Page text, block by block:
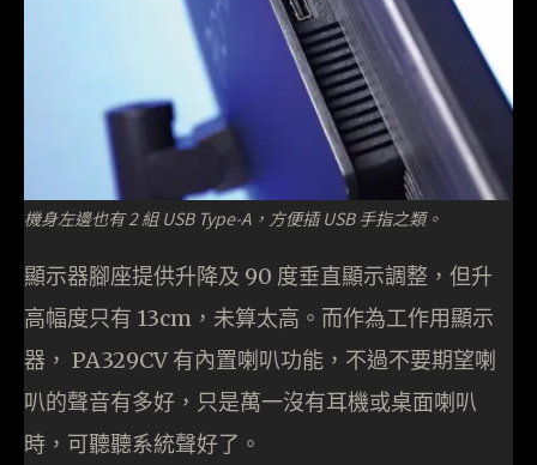
機身左邊也有 2 組 USB Type-A，方便插 USB 手指之類。
顯示器腳座提供升降及 90 度垂直顯示調整，但升
高幅度只有 13cm，未算太高。而作為工作用顯示
器， PA329CV 有內置喇叭功能，不過不要期望喇
叭的聲音有多好，只是萬一沒有耳機或桌面喇叭
時，可聽聽系統聲好了。